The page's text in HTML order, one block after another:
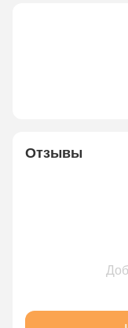
Отзывы